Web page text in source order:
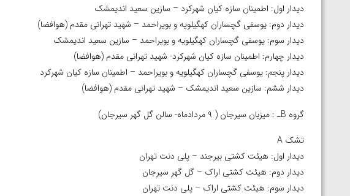
دیدار اول: اطمینان سازه کیان شهرکرد – سازین سعید اندیمشک
دیدار دوم: یوسفی گچساران کهگیلویه و بویراحمد – شهید تهرانی مقدم (هوافضا)
دیدار سوم: یوسفی گچساران کهگیلویه و بویراحمد – سازین سعید اندیمشک
دیدار چهارم: اطمینان سازه کیان شهرکرد- شهید تهرانی مقدم (هوافضا)
دیدار پنجم: یوسفی گچساران کهگیلویه و بویراحمد – اطمینان سازه کیان شهرکرد
دیدار ششم: سازین سعید اندیمشک – شهید تهرانی مقدم (هوافضا)
گروه Bـ : میزبان سیرجان ( ۹ مردادماه- سالن گل گهر سیرجان)
تشک A
دیدار اول: هیئت کشتی بیرجند – پلی دنت تهران
دیدار دوم: هیئت کشتی اراک – گل گهر سیرجان
دیدار سوم: هیئت کشتی اراک – پلی دنت تهران